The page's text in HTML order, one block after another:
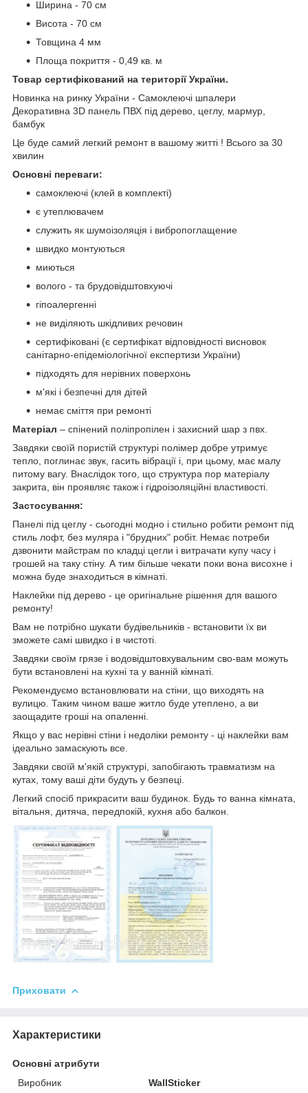
Ширина - 70 см
Висота - 70 см
Товщина 4 мм
Площа покриття - 0,49 кв. м
Товар сертифікований на території України.
Новинка на ринку України - Самоклеючі шпалери
Декоративна 3D панель ПВХ під дерево, цеглу, мармур,
бамбук
Це буде самий легкий ремонт в вашому житті ! Всього за 30
хвилин
Основні переваги:
самоклеючі (клей в комплекті)
є утеплювачем
служить як шумоізоляція і вибропоглащение
швидко монтуються
миються
волого - та брудовідштовхуючі
гіпоалергенні
не виділяють шкідливих речовин
сертифіковані (є сертифікат відповідності висновок
санітарно-епідеміологічної експертизи України)
підходять для нерівних поверхонь
м'які і безпечні для дітей
немає сміття при ремонті
Матеріал – спінений поліпропілен і захисний шар з пвх.
Завдяки своїй пористій структурі полімер добре утримує
тепло, поглинає звук, гасить вібрації і, при цьому, має малу
питому вагу. Внаслідок того, що структура пор матеріалу
закрита, він проявляє також і гідроізоляційні властивості.
Застосування:
Панелі під цеглу - сьогодні модно і стильно робити ремонт під
стиль лофт, без муляра і "брудних" робіт. Немає потреби
дзвонити майстрам по кладці цегли і витрачати купу часу і
грошей на таку стіну. А тим більше чекати поки вона висохне і
можна буде знаходиться в кімнаті.
Наклейки під дерево - це оригінальне рішення для вашого
ремонту!
Вам не потрібно шукати будівельників - встановити їх ви
зможете самі швидко і в чистоті.
Завдяки своїм грязе і водовідштовхувальним сво-вам можуть
бути встановлені на кухні та у ванній кімнаті.
Рекомендуємо встановлювати на стіни, що виходять на
вулицю. Таким чином ваше житло буде утеплено, а ви
заощадите гроші на опаленні.
Якщо у вас нерівні стіни і недоліки ремонту - ці наклейки вам
ідеально замаскують все.
Завдяки своїй м'якій структурі, запобігають травматизм на
кутах, тому ваші діти будуть у безпеці.
Легкий спосіб прикрасити ваш будинок. Будь то ванна кімната,
вітальня, дитяча, передпокій, кухня або балкон.
Приховати
Характеристики
Основні атрибути
Виробник
WallSticker